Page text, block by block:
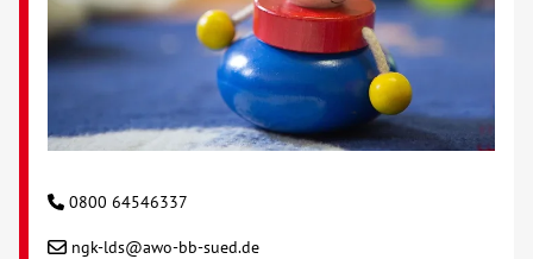
Ausbildung
Suche
Kontakt
0800 64546337
ngk-lds@awo-bb-sued.de